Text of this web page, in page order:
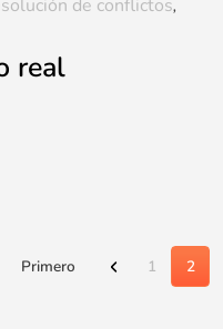
real
de conflictos,
Primero 1 2